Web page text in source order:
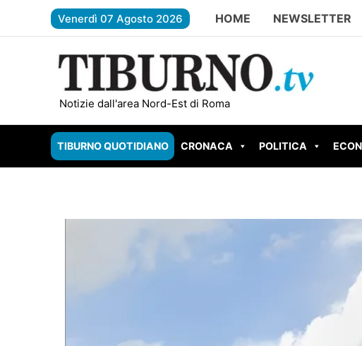
Venerdì 07 Agosto 2026 HOME NEWSLETTER
Notizie dall'area Nord-Est di Roma
TIVOLI – Parco Begozzi da un milione di euro, resta
TIBURNO QUOTIDIANO CRONACA POLITICA